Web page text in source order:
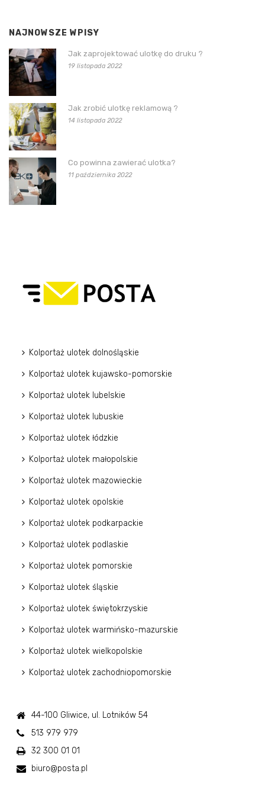
NAJNOWSZE WPISY
Jak zaprojektować ulotkę do druku ?
19 listopada 2022
Jak zrobić ulotkę reklamową ?
14 listopada 2022
Co powinna zawierać ulotka?
11 października 2022
Kolportaż ulotek dolnośląskie
Kolportaż ulotek kujawsko-pomorskie
Kolportaż ulotek lubelskie
Kolportaż ulotek lubuskie
Kolportaż ulotek łódzkie
Kolportaż ulotek małopolskie
Kolportaż ulotek mazowieckie
Kolportaż ulotek opolskie
Kolportaż ulotek podkarpackie
Kolportaż ulotek podlaskie
Kolportaż ulotek pomorskie
Kolportaż ulotek śląskie
Kolportaż ulotek świętokrzyskie
Kolportaż ulotek warmińsko-mazurskie
Kolportaż ulotek wielkopolskie
Kolportaż ulotek zachodniopomorskie
44-100 Gliwice, ul. Lotników 54
513 979 979
32 300 01 01
biuro@posta.pl